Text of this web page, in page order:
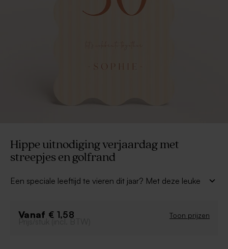
Hippe uitnodiging verjaardag met
streepjes en golfrand
Een speciale leeftijd te vieren dit jaar? Met deze leuke
naam en de leeftijd van de jarige en alle belangrijke
Vanaf € 1,58 Toon prijzen
Prijs/stuk (incl. BTW)